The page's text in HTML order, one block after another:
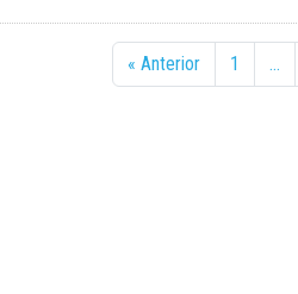
« Anterior 1 …